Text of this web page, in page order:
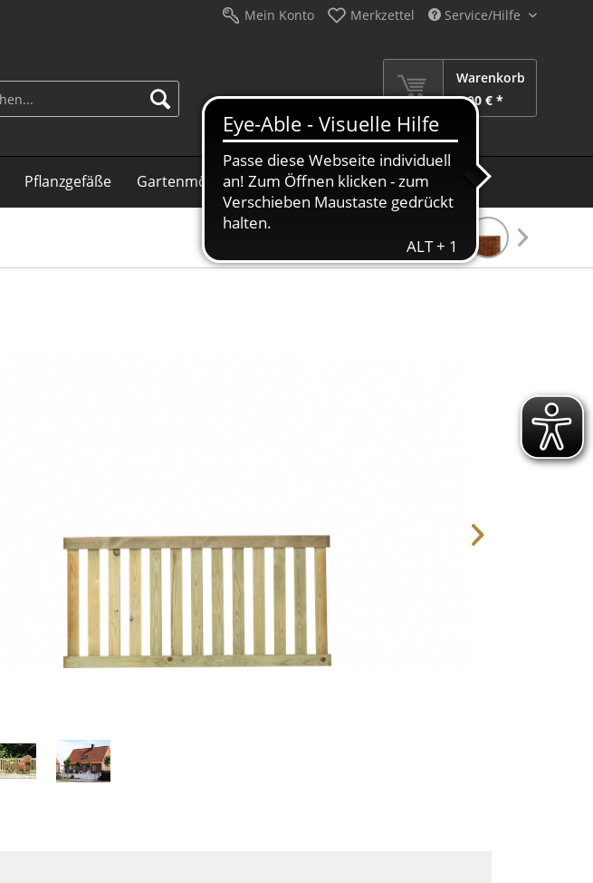
Mein Konto Merkzettel Service/Hilfe
Warenkorb
0,00 € *
Pflanzgefäße Gartenmöbel Schirme Dekoration Sale %